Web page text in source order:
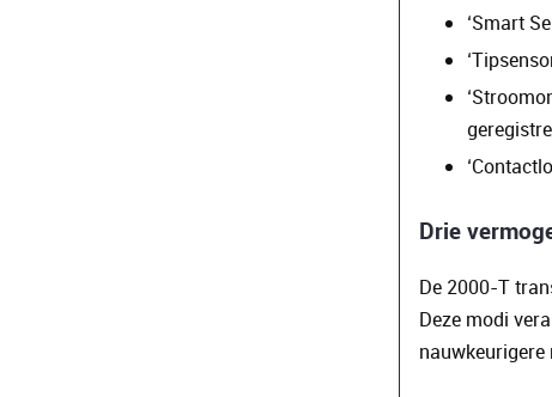
‘Smart
Drie
De 2000-T
Deze modi
nauwkeurigere